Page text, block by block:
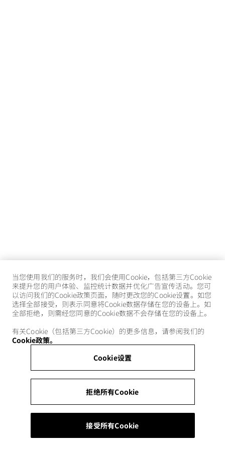
当您使用我们的服务时，我们会使用Cookie，包括第三方Cookie
来提升您的用户体验、监控统计数据并优化广告宣传活动。您可
以访问我们的Cookie政策页面，随时更改您的Cookie设置。如您
选择全部接受，则表示同意将Cookie数据存储在您的设备上。如
全部拒绝，则需经您同意的Cookie数据不会存储在您的设备上。
有关Cookie（包括第三方Cookie）的更多信息，请参阅我们的
Cookie政策。
Cookie设置
拒绝所有Cookie
接受所有Cookie